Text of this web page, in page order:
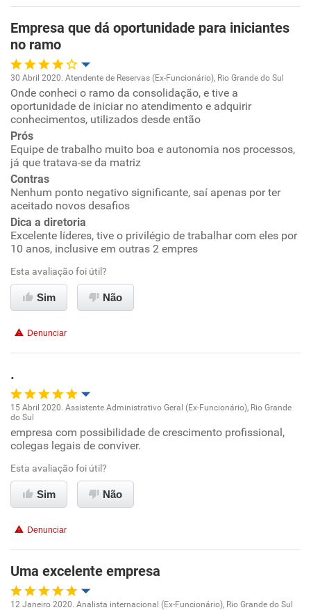
Recomenda esta empresa
Recomenda a diretoria
Empresa que dá oportunidade para iniciantes
no ramo
Oportunidade de promoção
Ambiente de trabalho
Conciliação com a vida familiar
Benefícios
Recomenda esta empresa
Recomenda a diretoria
30 Abril 2020. Atendente de Reservas (Ex-Funcionário), Rio Grande do Sul
Onde conheci o ramo da consolidação, e tive a
oportunidade de iniciar no atendimento e adquirir
conhecimentos, utilizados desde então
Prós
Equipe de trabalho muito boa e autonomia nos processos,
já que tratava-se da matriz
Contras
Nenhum ponto negativo significante, saí apenas por ter
aceitado novos desafios
Dica a diretoria
Excelente líderes, tive o privilégio de trabalhar com eles por
10 anos, inclusive em outras 2 empres
Esta avaliação foi útil?
Sim Não
Denunciar
.
Oportunidade de promoção
Conciliação com a vida familiar
Benefícios
Recomenda esta empresa
15 Abril 2020. Assistente Administrativo Geral (Ex-Funcionário), Rio Grande
do Sul
empresa com possibilidade de crescimento profissional,
colegas legais de conviver.
Esta avaliação foi útil?
Sim Não
Denunciar
Uma excelente empresa
12 Janeiro 2020. Analista internacional (Ex-Funcionário), Rio Grande do Sul